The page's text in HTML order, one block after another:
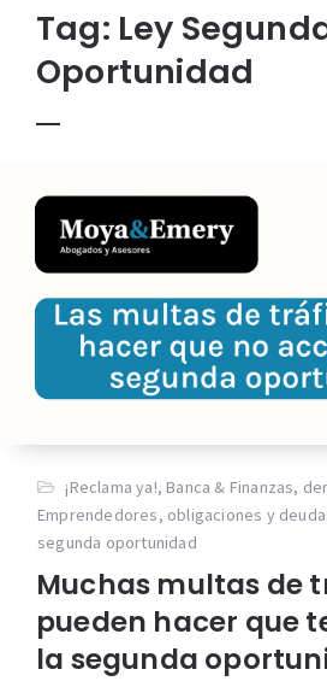
Tag: Ley
Oportunidad
¡Reclama ya!, Banca & Finanzas,
Emprendedores, obligaciones y
segunda oportunidad
Muchas multas de
pueden hacer que
la segunda